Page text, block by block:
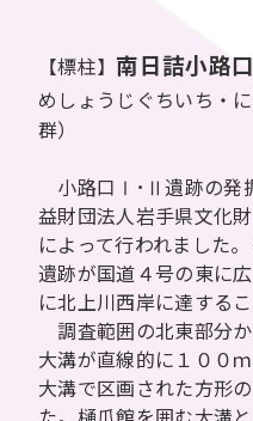
【標柱】 南日詰小路
めしょうじぐちいち・
群）
小路口Ⅰ･Ⅱ遺跡の発
益財団法人岩手県文化
によって行われました
遺跡が国道４号の東に
に北上川西岸に達する
調査範囲の北東部分
大溝が直線的に１００
大溝で区画された方形